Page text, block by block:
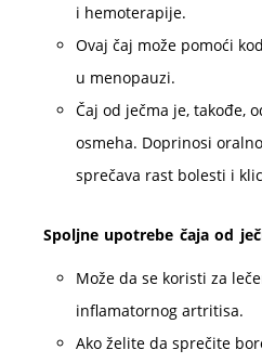
i hemoterapije.
Ovaj čaj može pomoći
u menopauzi.
Čaj od ječma je, takođe,
osmeha. Doprinosi
sprečava rast bolesti i
Spoljne upotrebe čaja od
Može da se koristi za
inflamatornog artritisa.
Ako želite da sprečite